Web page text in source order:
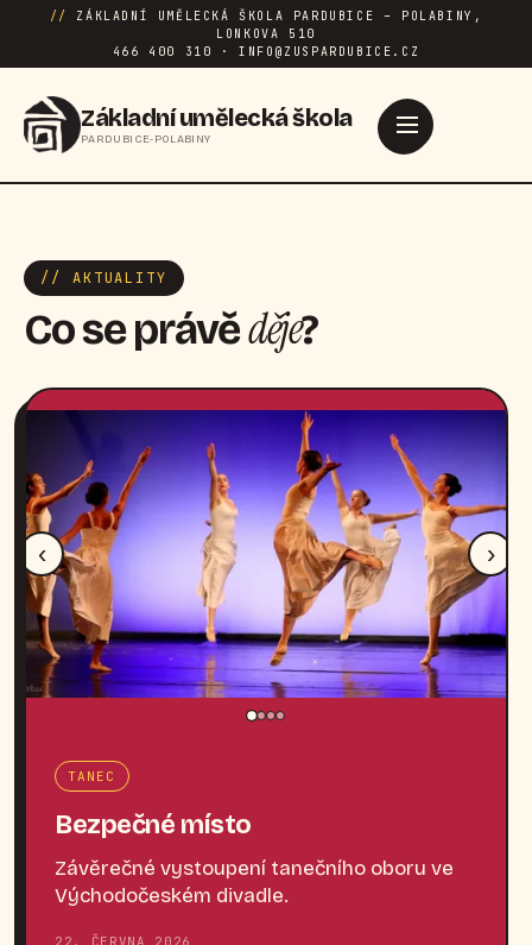
//
ZÁKLADNÍ UMĚLECKÁ ŠKOLA PARDUBICE – POLABINY,
LONKOVA 510
466 400 310 · INFO@ZUSPARDUBICE.CZ
Základní umělecká škola
PARDUBICE-POLABINY
// AKTUALITY
Co se právěděje?
‹ ›
TANEC
Bezpečné místo
Závěrečné vystoupení tanečního oboru ve
Východočeském divadle.
22. ČERVNA 2026